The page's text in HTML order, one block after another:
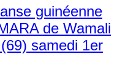
guinéenne
de Wamali
samedi 1er